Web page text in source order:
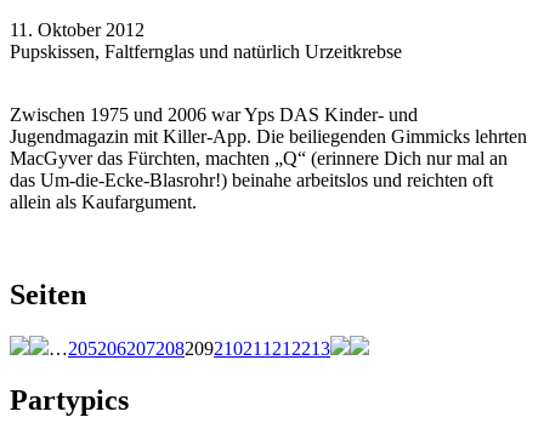
11. Oktober 2012
Pupskissen, Faltfernglas und natürlich Urzeitkrebse
Zwischen 1975 und 2006 war Yps DAS Kinder- und
Jugendmagazin mit Killer-App. Die beiliegenden Gimmicks lehrten
MacGyver das Fürchten, machten „Q“ (erinnere Dich nur mal an
das Um-die-Ecke-Blasrohr!) beinahe arbeitslos und reichten oft
allein als Kaufargument.
Seiten
…205206207208209210211 212213
Partypics